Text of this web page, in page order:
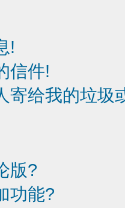
!
信件!
寄给我的垃圾
版?
功能?